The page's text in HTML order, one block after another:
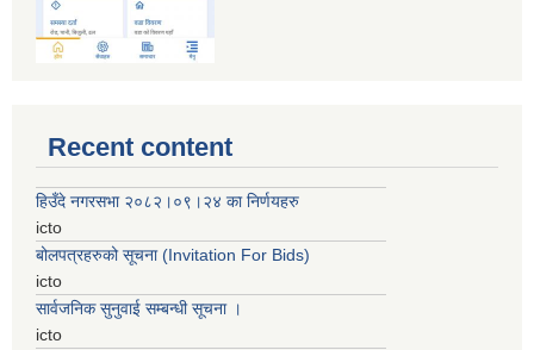
Recent content
हिउँदे नगरसभा २०८२।०९।२४ का निर्णयहरु
icto
बोलपत्रहरुको सूचना (Invitation For Bids)
icto
सार्वजनिक सुनुवाई सम्बन्धी सूचना ।
icto